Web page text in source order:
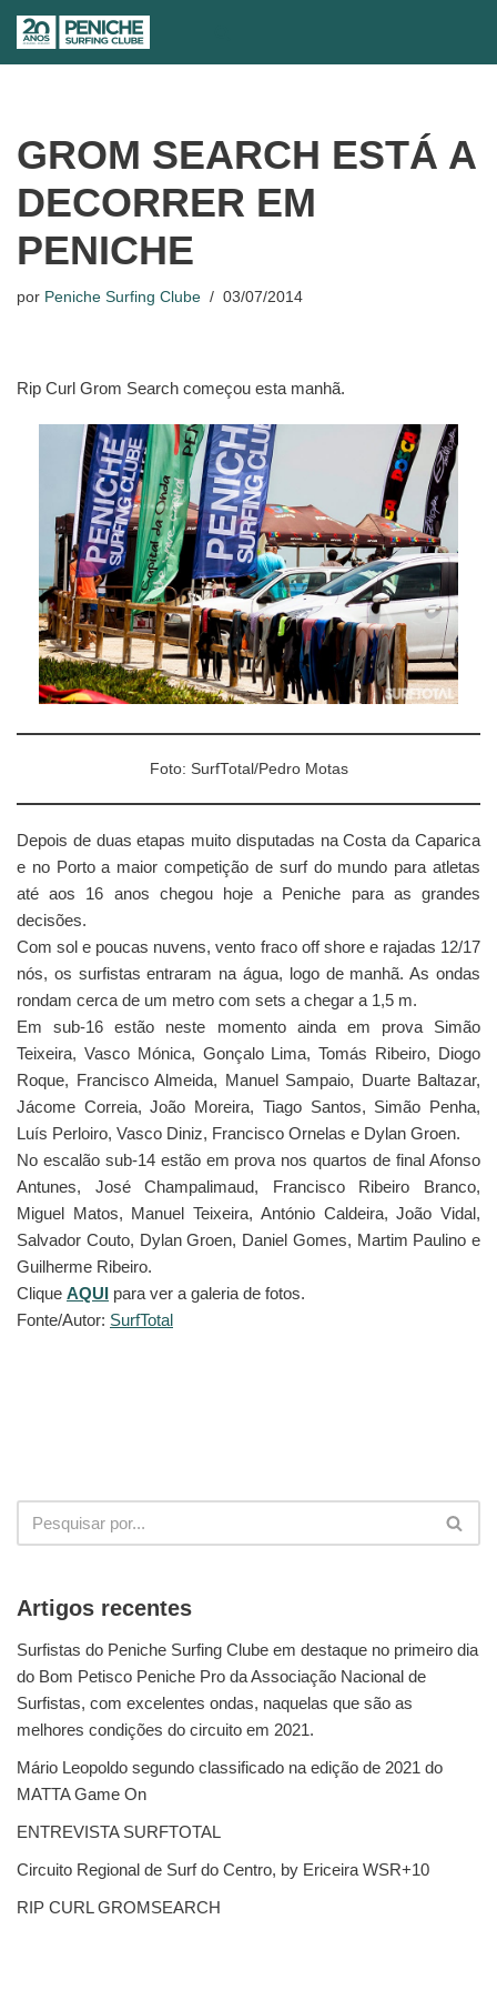
conteúdo
GROM SEARCH ESTÁ A
DECORRER EM
PENICHE
por Peniche Surfing Clube 03/07/2014
Rip Curl Grom Search começou esta manhã.
Foto: SurfTotal/Pedro Motas
Depois de duas etapas muito disputadas na Costa da Caparica
e no Porto a maior competição de surf do mundo para atletas
até aos 16 anos chegou hoje a Peniche para as grandes
decisões.
Com sol e poucas nuvens, vento fraco off shore e rajadas 12/17
nós, os surfistas entraram na água, logo de manhã. As ondas
rondam cerca de um metro com sets a chegar a 1,5 m.
Em sub-16 estão neste momento ainda em prova Simão
Teixeira, Vasco Mónica, Gonçalo Lima, Tomás Ribeiro, Diogo
Roque, Francisco Almeida, Manuel Sampaio, Duarte Baltazar,
Jácome Correia, João Moreira, Tiago Santos, Simão Penha,
Luís Perloiro, Vasco Diniz, Francisco Ornelas e Dylan Groen.
No escalão sub-14 estão em prova nos quartos de final Afonso
Antunes, José Champalimaud, Francisco Ribeiro Branco,
Miguel Matos, Manuel Teixeira, António Caldeira, João Vidal,
Salvador Couto, Dylan Groen, Daniel Gomes, Martim Paulino e
Guilherme Ribeiro.
Clique AQUI para ver a galeria de fotos.
Fonte/Autor: SurfTotal
Artigos recentes
Surfistas do Peniche Surfing Clube em destaque no primeiro dia
do Bom Petisco Peniche Pro da Associação Nacional de
Surfistas, com excelentes ondas, naquelas que são as
melhores condições do circuito em 2021.
Mário Leopoldo segundo classificado na edição de 2021 do
MATTA Game On
ENTREVISTA SURFTOTAL
Circuito Regional de Surf do Centro, by Ericeira WSR+10
RIP CURL GROMSEARCH